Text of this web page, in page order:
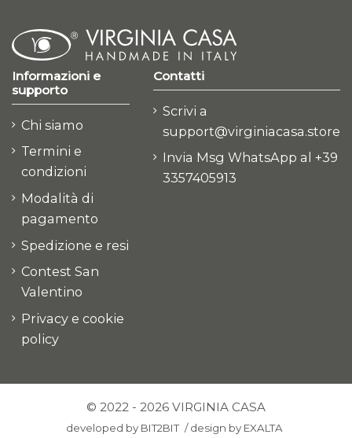
Informazioni e
supporto
Chi siamo
Termini e
condizioni
Modalità di
pagamento
Spedizione e resi
Contest San
Valentino
Privacy e cookie
policy
Contatti
Scrivi a
support@virginiacasa.store
Invia Msg WhatsApp al +39
3357405913
© 2022 - 2026 VIRGINIA CASA
developed by BIT2BIT /design by EXALTA